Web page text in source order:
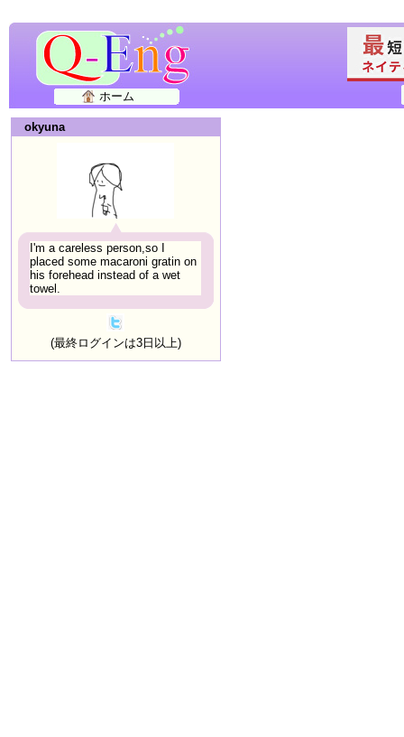
ホーム
okyuna
I'm a careless person,so I
placed some macaroni gratin on
his forehead instead of a wet
towel.
(最終ログインは3日以上)